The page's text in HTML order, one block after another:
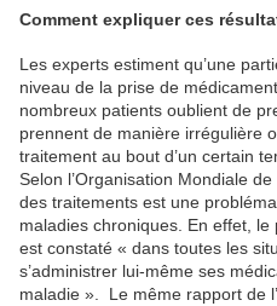
Comment expliquer ces
Les experts estiment qu’une
niveau de la prise de
nombreux patients oublient de
prennent de manière irrégulière
traitement au bout d’un certain
Selon l’Organisation Mondiale
des traitements est une
maladies chroniques. En effet,
est constaté « dans toutes les
s’administrer lui-même ses
maladie ». Le même rapport de